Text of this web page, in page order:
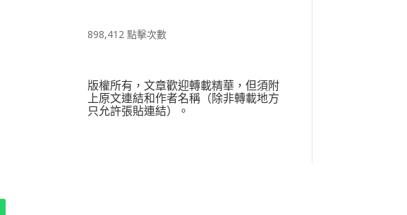
898,412 點擊次數
版權所有，文章歡迎轉載精華，但須附
上原文連結和作者名稱（除非轉載地方
只允許張貼連結）。